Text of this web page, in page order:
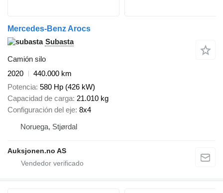
Mercedes-Benz Arocs
Subasta
Camión silo
2020
440.000 km
Potencia 580 Hp (426 kW)
Capacidad de carga 21.010 kg
Configuración del eje 8x4
Noruega, Stjørdal
Auksjonen.no AS